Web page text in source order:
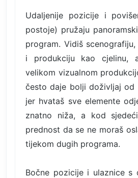
Udaljenije pozicije i
postoje) pružaju
program. Vidiš
i produkciju kao cjelinu,
velikom vizualnom
često daje bolji doživljaj od
jer hvataš sve elemente
znatno niža, a kod
prednost da se ne moraš
tijekom dugih programa.
Bočne pozicije i ulaznice s